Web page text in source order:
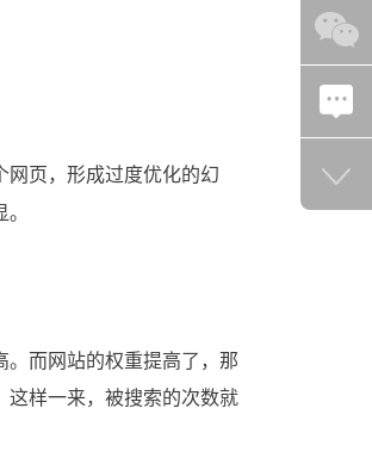
页，形成过度优化的幻
而网站的权重提高了，那
这样一来，被搜索的次数就